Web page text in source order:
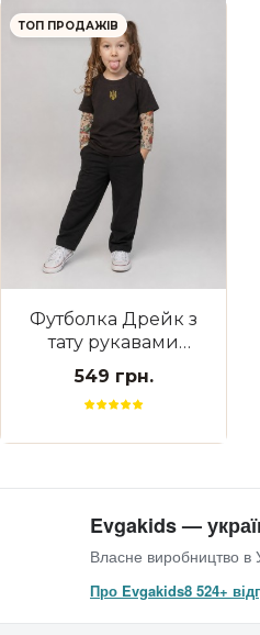
ТОП ПРОДАЖІВ
Футболка Дрейк з
тату рукавами
tattoo style Тризуб
549 грн.
Evgakids —
Власне виробництво в
Про Evgakids8 524+